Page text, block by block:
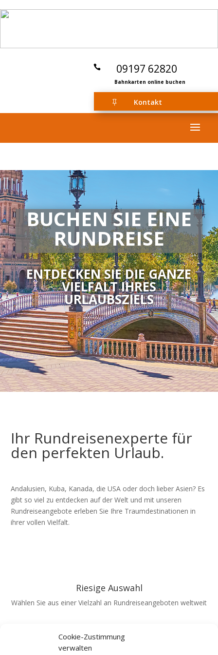
Cookie-Zustimmung
verwalten
 09197 62820
Bahnkarten online buchen
 Kontakt
BUCHEN SIE EINE
RUNDREISE
ENTDECKEN SIE DIE GANZE
VIELFALT IHRES
URLAUBSZIELS
Ihr Rundreisenexperte für
den perfekten Urlaub.
Andalusien, Kuba, Kanada, die USA oder doch lieber Asien? Es
gibt so viel zu entdecken auf der Welt und mit unseren
Rundreiseangebote erleben Sie Ihre Traumdestinationen in
ihrer vollen Vielfalt.
Riesige Auswahl
Wählen Sie aus einer Vielzahl an Rundreiseangeboten weltweit
Z